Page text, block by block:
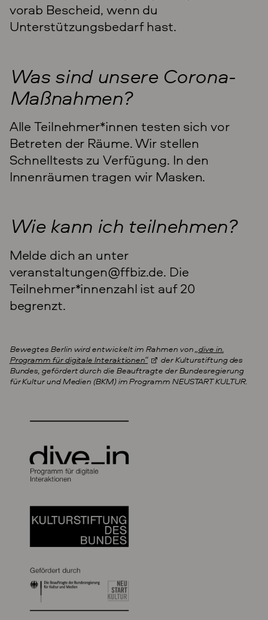
vorab Bescheid, wenn du
Unterstützungsbedarf hast.
Was sind unsere Corona-
Maßnahmen?
Alle Teilnehmer*innen testen sich vor
Betreten der Räume. Wir stellen
Schnelltests zu Verfügung. In den
Innenräumen tragen wir Masken.
Wie kann ich teilnehmen?
Melde dich an unter
veranstaltungen@ffbiz.de. Die
Teilnehmer*innenzahl ist auf 20
begrenzt.
Bewegtes Berlin wird entwickelt im Rahmen von„dive in.
Programm für digitale Interaktionen“
der Kulturstiftung des
Bundes, gefördert durch die Beauftragte der Bundesregierung
für Kultur und Medien (BKM) im Programm NEUSTART KULTUR.